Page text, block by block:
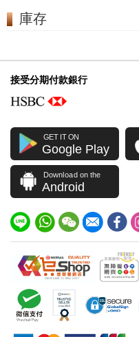
庫存
接受分期付款銀行
GET IT ON
Google Play
Download on the
Android